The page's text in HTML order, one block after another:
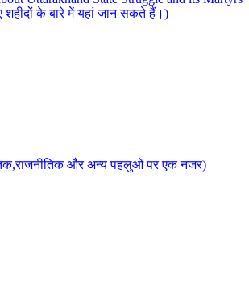
शहीदों के बारे में यहां जान सकते हैं।)
और अन्य पहलुओं पर एक नजर)